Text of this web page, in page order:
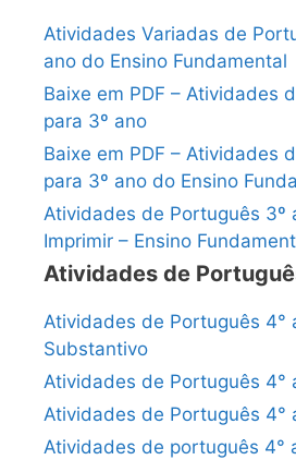
Atividades Variadas de
ano do Ensino Fundamental
Baixe em PDF – Atividades
para 3º ano
Baixe em PDF – Atividades
para 3º ano do Ensino
Atividades de Português 3º
Imprimir – Ensino
Atividades de
Atividades de Português 4°
Substantivo
Atividades de Português 4°
Atividades de Português 4°
Atividades de português 4°